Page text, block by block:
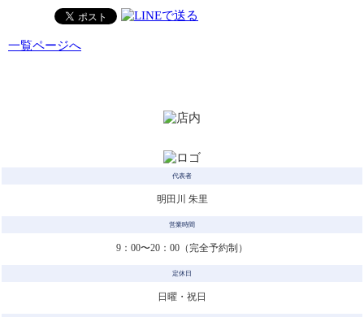
一覧ページへ
代表者
明田川 朱里
営業時間
9：00〜20：00（完全予約制）
定休日
日曜・祝日